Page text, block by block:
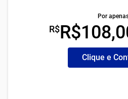
Por
R$
Clique e